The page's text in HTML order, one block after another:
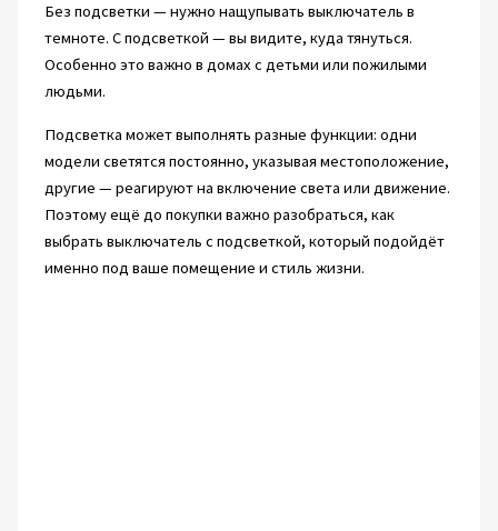
Без подсветки — нужно нащупывать выключатель в
темноте. С подсветкой — вы видите, куда тянуться.
Особенно это важно в домах с детьми или пожилыми
людьми.
Подсветка может выполнять разные функции: одни
модели светятся постоянно, указывая местоположение,
другие — реагируют на включение света или движение.
Поэтому ещё до покупки важно разобраться, как
выбрать выключатель с подсветкой, который подойдёт
именно под ваше помещение и стиль жизни.